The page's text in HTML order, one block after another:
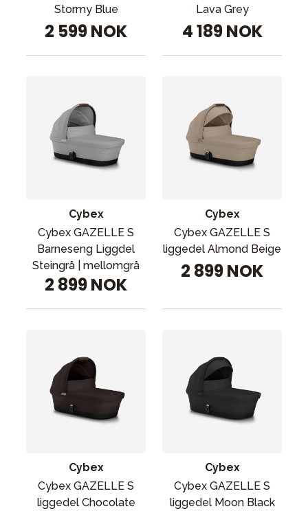
Stormy Blue
2 599 NOK
Lava Grey
4 189 NOK
Cybex
Cybex GAZELLE S
Barneseng Liggdel
Steingrå | mellomgrå
2 899 NOK
Cybex
Cybex GAZELLE S
liggedel Almond Beige
2 899 NOK
Cybex
Cybex GAZELLE S
liggedel Chocolate
Cybex
Cybex GAZELLE S
liggedel Moon Black